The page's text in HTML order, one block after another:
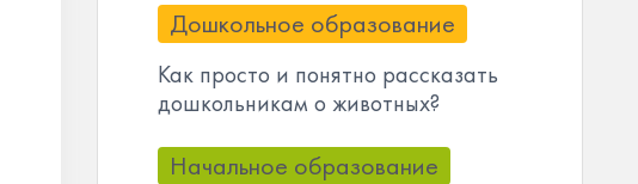
Дошкольное образование
Как просто и понятно рассказать
дошкольникам о животных?
Начальное образование